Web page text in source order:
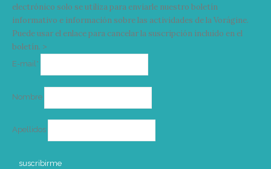
electrónico solo se utiliza para enviarle nuestro boletín
informativo e información sobre las actividades de la Vorágine.
Puede usar el enlace para cancelar la suscripción incluido en el
boletín. >
E-mail*
Nombre
Apellidos